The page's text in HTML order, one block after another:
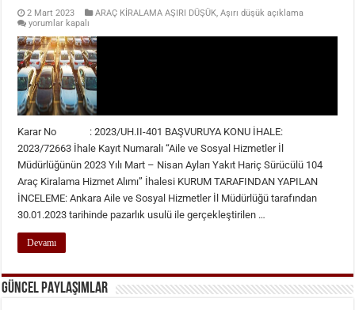
2 Mart 2023 ARAÇ KİRALAMA AŞIRI DÜŞÜK,Aşırı düşük açıklama
Yeterlik
Kriterine
İlişkin
Bilgi
Sunulmadığı
Gerekçesiyle
İsteklinin
İhalenin
İkinci
Davet
Edilmemesi
için
yorumlar kapalı
Karar No : 2023/UH.II-401 BAŞVURUYA KONU İHALE:
2023/72663 İhale Kayıt Numaralı “Aile ve Sosyal Hizmetler İl
Müdürlüğünün 2023 Yılı Mart – Nisan Ayları Yakıt Hariç Sürücülü 104
Araç Kiralama Hizmet Alımı” İhalesi KURUM TARAFINDAN YAPILAN
İNCELEME: Ankara Aile ve Sosyal Hizmetler İl Müdürlüğü tarafından
30.01.2023 tarihinde pazarlık usulü ile gerçekleştirilen …
Devamı
GÜNCEL PAYLAŞIMLAR